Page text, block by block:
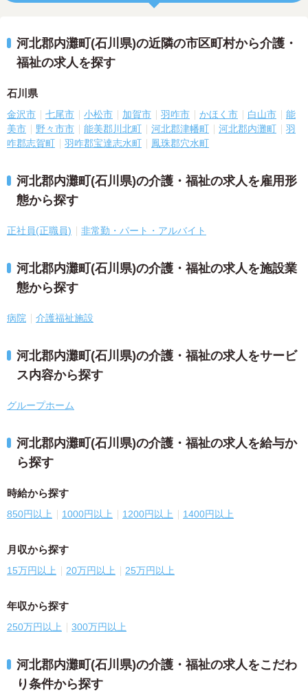
河北郡内灘町(石川県)の近隣の市区町村から介護・
福祉の求人を探す
石川県
金沢市 七尾市 小松市 加賀市 羽咋市 かほく市 白山市
能
美市
野々市市 能美郡川北町 河北郡津幡町 河北郡内灘町
羽
咋郡志賀町
羽咋郡宝達志水町 鳳珠郡穴水町
河北郡内灘町(石川県)の介護・福祉の求人を雇用形
態から探す
正社員(正職員) 非常勤・パート・アルバイト
河北郡内灘町(石川県)の介護・福祉の求人を施設業
態から探す
病院 介護福祉施設
河北郡内灘町(石川県)の介護・福祉の求人をサービ
ス内容から探す
グループホーム
河北郡内灘町(石川県)の介護・福祉の求人を給与か
ら探す
時給から探す
850円以上 1000円以上 1200円以上 1400円以上
月収から探す
15万円以上 20万円以上 25万円以上
年収から探す
250万円以上 300万円以上
河北郡内灘町(石川県)の介護・福祉の求人をこだわ
り条件から探す